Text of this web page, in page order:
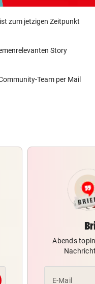
zum jetzigen Zeitpunkt
Story
Team per Mail
Abends
E-Mail